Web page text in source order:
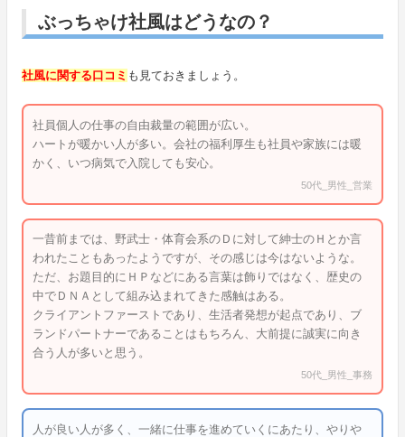
ぶっちゃけ社風はどうなの？
社風に関する口コミ も見ておきましょう。
社員個人の仕事の自由裁量の範囲が広い。
ハートが暖かい人が多い。会社の福利厚生も社員や家族には暖
かく、いつ病気で入院しても安心。
50代_男性_営業
一昔前までは、野武士・体育会系のＤに対して紳士のＨとか言
われたこともあったようですが、その感じは今はないような。
ただ、お題目的にＨＰなどにある言葉は飾りではなく、歴史の
中でＤＮＡとして組み込まれてきた感触はある。
クライアントファーストであり、生活者発想が起点であり、ブ
ランドパートナーであることはもちろん、大前提に誠実に向き
合う人が多いと思う。
50代_男性_事務
人が良い人が多く、一緒に仕事を進めていくにあたり、やりや